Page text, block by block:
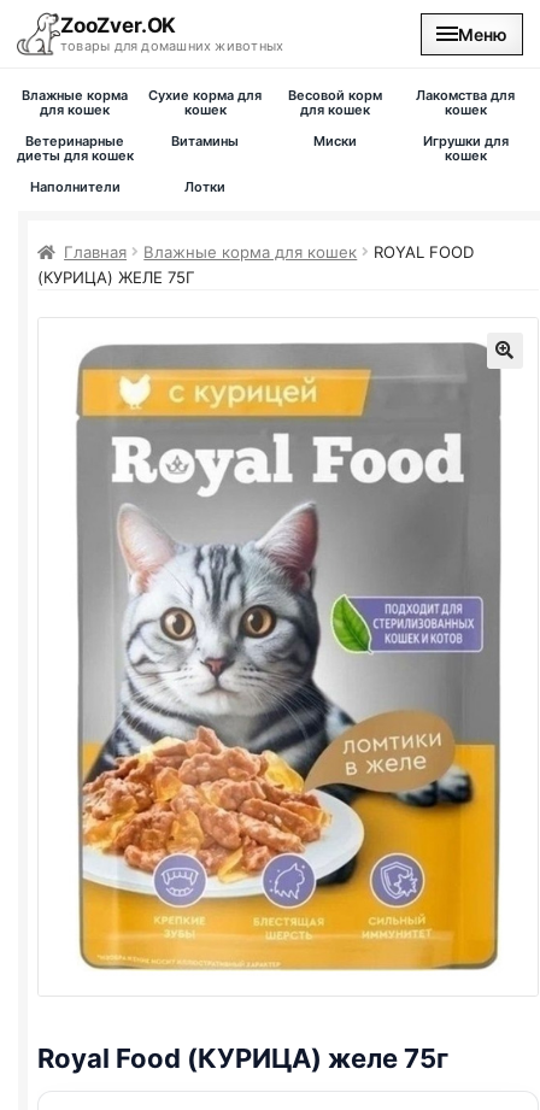
ZooZver.OK
товары для домашних животных
Меню
На главную
Влажные корма
для кошек
Сухие корма для
кошек
Весовой корм
для кошек
Лакомства для
кошек
Ветеринарные
диеты для кошек
Витамины Миски
Игрушки для
кошек
Наполнители
Лотки
Главная Влажные корма для кошек
ROYAL FOOD
(КУРИЦА) ЖЕЛЕ 75Г
Royal Food (КУРИЦА) желе 75г